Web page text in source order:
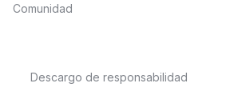
Comunidad
Descargo de responsabilidad